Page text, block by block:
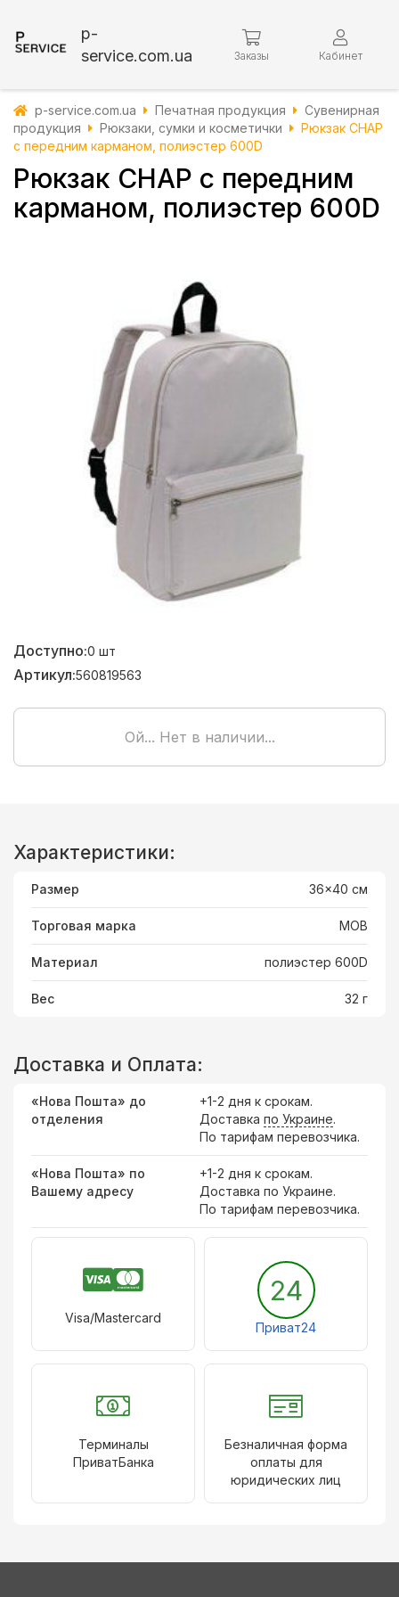
p-
service.com.ua
Заказы Кабинет
p-service.com.ua Печатная продукция
Сувенирная
продукция
Рюкзаки, сумки и косметички
Рюкзак CHAP
с передним карманом, полиэстер 600D
Рюкзак CHAP с передним
карманом, полиэстер 600D
Доступно:0 шт
Артикул:560819563
Ой... Нет в наличии...
Характеристики:
Размер 36x40 cм
Торговая марка MOB
Материал полиэстер 600D
Вес 32 г
Доставка и Оплата:
«Нова Пошта» до
отделения
+1-2 дня к срокам.
Доставка по Украине.
По тарифам перевозчика.
«Нова Пошта» по
Вашему адресу
+1-2 дня к срокам.
Доставка по Украине.
По тарифам перевозчика.
Visa/Mastercard
24
Приват24
Терминалы
ПриватБанка
Безналичная форма
оплаты для
юридических лиц